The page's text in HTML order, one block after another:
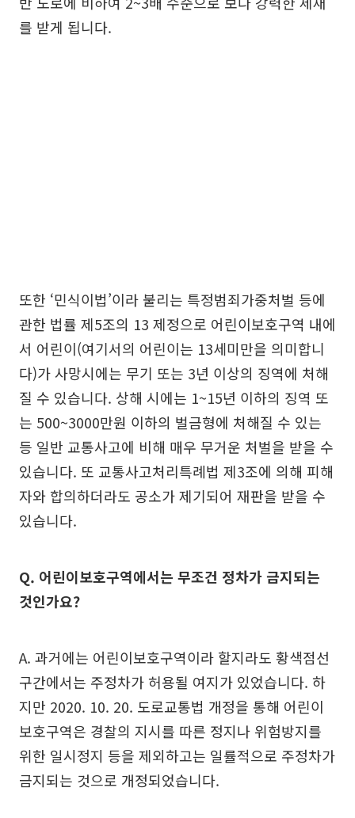
를 받게 됩니다.
또한 ‘민식이법’이라 불리는 특정범죄가중처벌 등에
관한 법률 제5조의 13 제정으로 어린이보호구역 내에
서 어린이(여기서의 어린이는 13세미만을 의미합니
다)가 사망시에는 무기 또는 3년 이상의 징역에 처해
질 수 있습니다. 상해 시에는 1~15년 이하의 징역 또
는 500~3000만원 이하의 벌금형에 처해질 수 있는
등 일반 교통사고에 비해 매우 무거운 처벌을 받을 수
있습니다. 또 교통사고처리특례법 제3조에 의해 피해
자와 합의하더라도 공소가 제기되어 재판을 받을 수
있습니다.
Q. 어린이보호구역에서는 무조건 정차가 금지되는
것인가요?
A. 과거에는 어린이보호구역이라 할지라도 황색점선
구간에서는 주정차가 허용될 여지가 있었습니다. 하
지만 2020. 10. 20. 도로교통법 개정을 통해 어린이
보호구역은 경찰의 지시를 따른 정지나 위험방지를
위한 일시정지 등을 제외하고는 일률적으로 주정차가
금지되는 것으로 개정되었습니다.